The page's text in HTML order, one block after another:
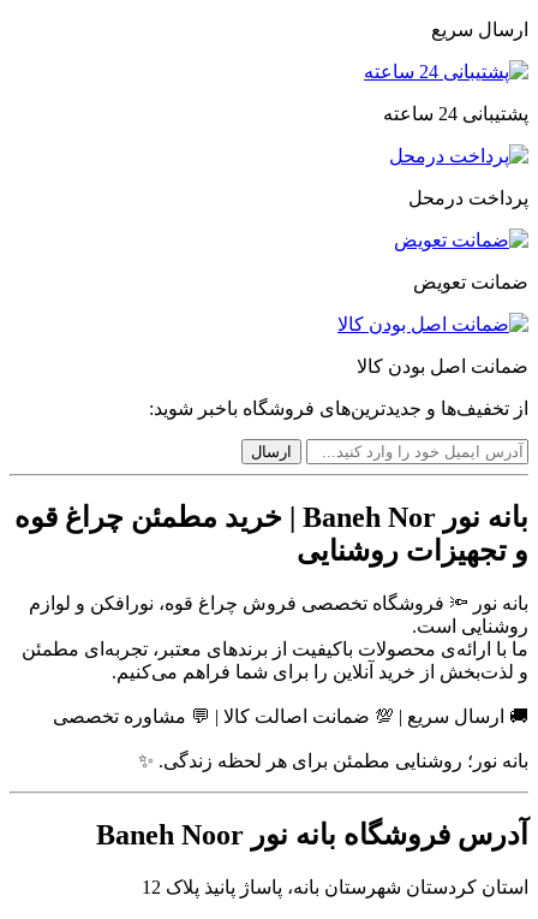
ارسال سریع
پشتیبانی 24 ساعته
پرداخت درمحل
ضمانت تعویض
ضمانت اصل بودن کالا
از تخفیف‌ها و جدیدترین‌های فروشگاه باخبر شوید:
بانه نور Baneh Nor | خرید مطمئن چراغ قوه
و تجهیزات روشنایی
بانه نور 🔦 فروشگاه تخصصی فروش چراغ قوه، نورافکن و لوازم
روشنایی است.
ما با ارائه‌ی محصولات باکیفیت از برندهای معتبر، تجربه‌ای مطمئن
و لذت‌بخش از خرید آنلاین را برای شما فراهم می‌کنیم.
🚚 ارسال سریع | 💯 ضمانت اصالت کالا | 💬 مشاوره تخصصی
بانه نور؛ روشنایی مطمئن برای هر لحظه زندگی. ✨
آدرس فروشگاه بانه نور Baneh Noor
استان کردستان شهرستان بانه، پاساژ پانیذ پلاک 12